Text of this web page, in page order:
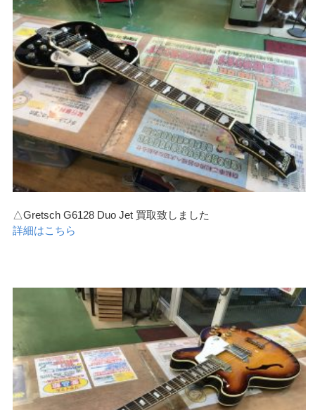
△Gretsch G6128 Duo Jet 買取致しました
詳細はこちら